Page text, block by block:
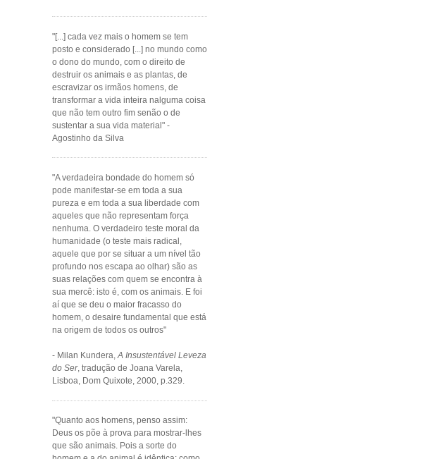
"[...] cada vez mais o homem se tem
posto e considerado [...] no mundo como
o dono do mundo, com o direito de
destruir os animais e as plantas, de
escravizar os irmãos homens, de
transformar a vida inteira nalguma coisa
que não tem outro fim senão o de
sustentar a sua vida material" -
Agostinho da Silva
"A verdadeira bondade do homem só
pode manifestar-se em toda a sua
pureza e em toda a sua liberdade com
aqueles que não representam força
nenhuma. O verdadeiro teste moral da
humanidade (o teste mais radical,
aquele que por se situar a um nível tão
profundo nos escapa ao olhar) são as
suas relações com quem se encontra à
sua mercê: isto é, com os animais. E foi
aí que se deu o maior fracasso do
homem, o desaire fundamental que está
na origem de todos os outros"
- Milan Kundera,A Insustentável Leveza
do Ser, tradução de Joana Varela,
Lisboa, Dom Quixote, 2000, p.329.
"Quanto aos homens, penso assim:
Deus os põe à prova para mostrar-lhes
que são animais. Pois a sorte do